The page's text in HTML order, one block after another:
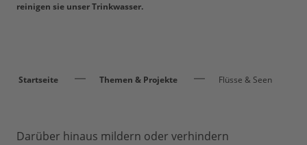
reinigen sie unser Trinkwasser.
Startseite Themen & Projekte Flüsse & Seen
Darüber hinaus mildern oder verhindern